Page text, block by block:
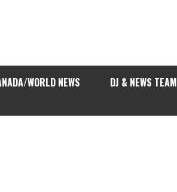
WORLD NEWS DJ & NEWS TEAM